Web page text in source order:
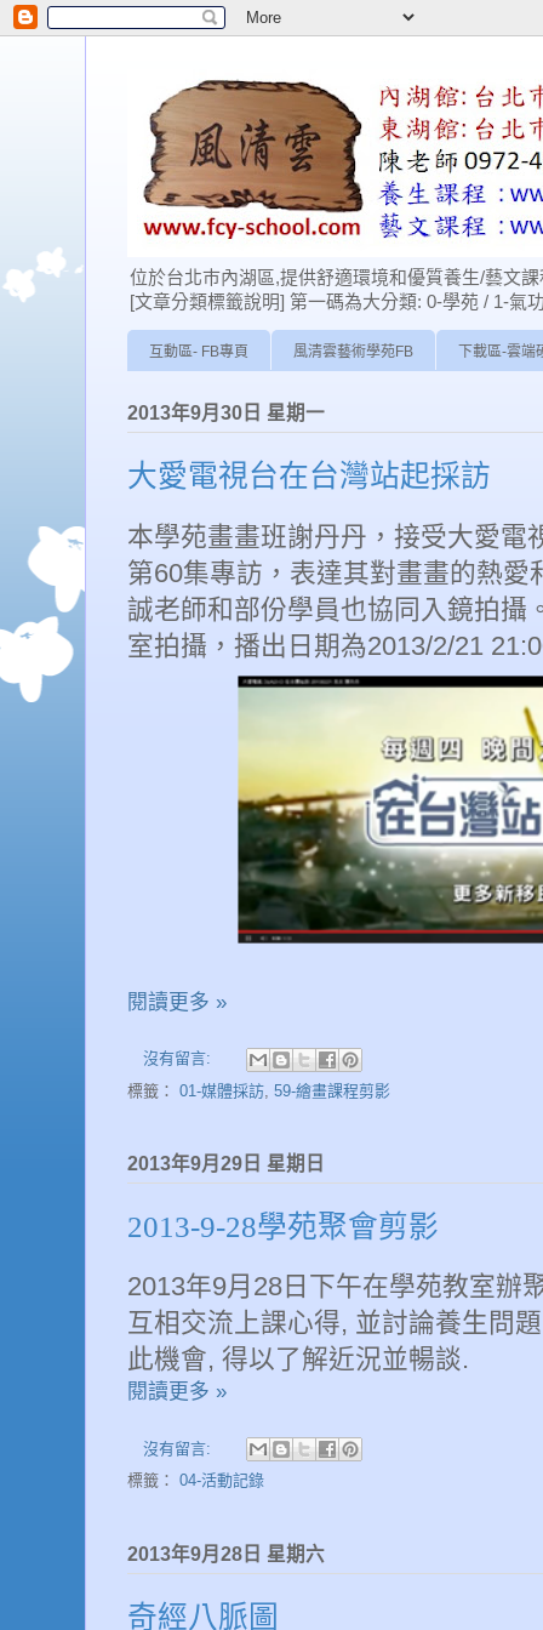
位於台北巿內湖區,提供舒適環境和優質養生/藝文
[文章分類標籤說明] 第一碼為大分類: 0-學苑 / 1-氣
互動區- FB專頁 風清雲藝術學苑FB 下載區-雲端
2013年9月30日 星期一
大愛電視台在台灣站起採訪
本學苑畫畫班謝丹丹 ， 接受大愛電
第60集專訪 ， 表達其對畫畫的熱愛
誠老師和部份學員也協同入鏡拍攝
室拍攝 ，播出日期為2013/2/21
閱讀更多 »
沒有留言:
標籤： 01-媒體採訪 59-繪畫課程剪影
2013年9月29日 星期日
2013-9-28學苑聚會剪影
2013年9月28日下午在學苑教室辦
互相交流上課心得, 並討論養生問
此機會, 得以了解近況並暢談.
閱讀更多 »
沒有留言:
標籤： 04-活動記錄
2013年9月28日 星期六
奇經八脈圖